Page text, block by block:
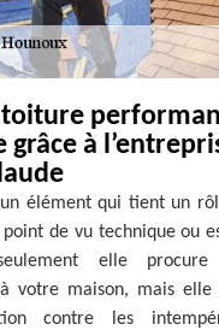
toiture
grâce à
élément qui tient un
de vu technique ou
elle
votre maison, mais elle
contre les